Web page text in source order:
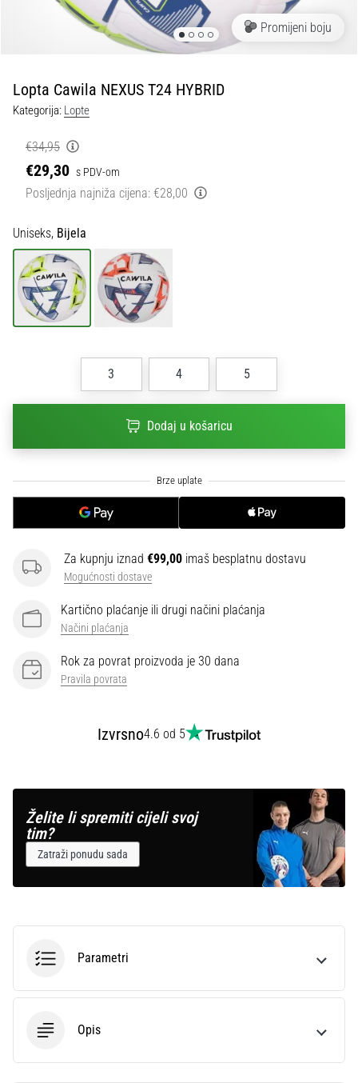
1. 7. 2025
1 min. čitanja
Play
for
Victories
Pripremi
se
za
ženski
dresovima
i
Budi
svake
sve
Promijeni boju
Lopta Cawila NEXUS T24 HYBRID
Kategorija: Lopte
€34,95
€29,30 s PDV-om
Posljednja najniža cijena: €28,00
Uniseks, Bijela
3 4 5
Dodaj u košaricu
Za kupnju iznad €99,00 imaš besplatnu dostavu
Mogućnosti dostave
Kartično plaćanje ili drugi načini plaćanja
Načini plaćanja
Rok za povrat proizvoda je 30 dana
Pravila povrata
Izvrsno4.6 od 5
Želite li spremiti cijeli svoj
tim?
Zatraži ponudu sada
Parametri
Opis